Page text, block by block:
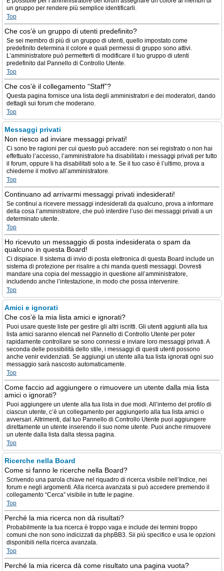
un gruppo per rendere più semplice identificarli.
Top
Che cos’è un gruppo di utenti predefinito?
Se sei membro di più di un gruppo di utenti, quello impostato come
predefinito determina il colore e quali permessi di gruppo sono attivi.
L’amministratore può permetterti di modificare il tuo gruppo di utenti
predefinito dal Pannello di Controllo Utente.
Top
Che cos’è il collegamento “Staff”?
Questa pagina fornisce una lista degli amministratori e dei moderatori, dando
dettagli sui forum che moderano.
Top
Messaggi privati
Non riesco ad inviare messaggi privati!
Ci sono tre ragioni per cui questo può accadere: non sei registrato o non hai
effettuato l’accesso, l’amministratore ha disabilitato i messaggi privati per tutto
il forum, oppure li ha disabilitati solo a te. Se il tuo caso è l’ultimo, prova a
chiederne il motivo all’amministratore.
Top
Continuano ad arrivarmi messaggi privati indesiderati!
Se continui a ricevere messaggi indesiderati da qualcuno, prova a informare
della cosa l’amministratore, che può interdire l’uso dei messaggi privati a un
determinato utente.
Top
Ho ricevuto un messaggio di posta indesiderata o spam da
qualcuno in questa Board!
Ci dispiace. Il sistema di invio di posta elettronica di questa Board include un
sistema di protezione per risalire a chi manda questi messaggi. Dovresti
mandare una copia del messaggio in questione all’amministratore,
includendo anche l’intestazione, in modo che possa intervenire.
Top
Amici e ignorati
Che cos’è la mia lista amici e ignorati?
Puoi usare queste liste per gestire gli altri iscritti. Gli utenti aggiunti alla tua
lista amici saranno elencati nel Pannello di Controllo Utente per poter
rapidamente controllare se sono connessi e inviare loro messaggi privati. A
seconda delle possibilità dello stile, i messaggi di questi utenti possono
anche venir evidenziati. Se aggiungi un utente alla tua lista ignorati ogni suo
messaggio sarà nascosto automaticamente.
Top
Come faccio ad aggiungere o rimuovere un utente dalla mia lista
amici o ignorati?
Puoi aggiungere un utente alla tua lista in due modi. All’interno del profilo di
ciascun utente, c’è un collegamento per aggiungerlo alla tua lista amici o
avversari. Altrimenti, dal tuo Pannello di Controllo Utente puoi aggiungere
direttamente un utente inserendo il suo nome utente. Puoi anche rimuovere
un utente dalla lista dalla stessa pagina.
Top
Ricerche nella Board
Come si fanno le ricerche nella Board?
Scrivendo una parola chiave nel riquadro di ricerca visibile nell’Indice, nei
forum e negli argomenti. Alla ricerca avanzata si può accedere premendo il
collegamento “Cerca” visibile in tutte le pagine.
Top
Perché la mia ricerca non dà risultati?
Probabilmente la tua ricerca è troppo vaga e include dei termini troppo
comuni che non sono indicizzati da phpBB3. Sii più specifico e usa le opzioni
disponibili nella ricerca avanzata.
Top
Perché la mia ricerca dà come risultato una pagina vuota?